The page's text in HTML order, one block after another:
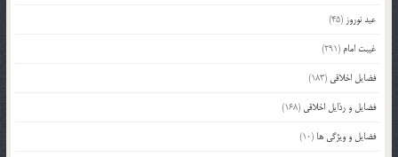
عید نوروز (45)
غیبت امام (291)
فضایل اخلاقی (183)
فضایل و رذایل اخلاقی (168)
فضایل و ویژگی ها (10)